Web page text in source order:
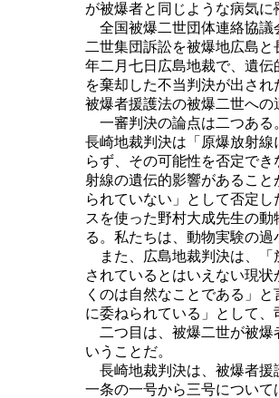
が被爆者と同じような病気
全国被爆二世団体連絡協議
二世集団訴訟を被爆地広島
年二月七日広島地裁で、遺
を棄却した不当判決が出さ
被爆者援護法の被爆二世への
一審判決の論点は二つある
長崎地裁判決は「原爆放射
らず、その可能性を否定で
射線の遺伝的影響があるこ
られていない」として否定
スを使った野村大成先生の
る。私たちは、動物実験の
また、広島地裁判決は、「
されているとはいえない現
くのは自然なことである」
に委ねられている」として
二つ目は、被爆二世が被爆
いうことだ。
長崎地裁判決は、被爆者援
一条の一号から三号につい